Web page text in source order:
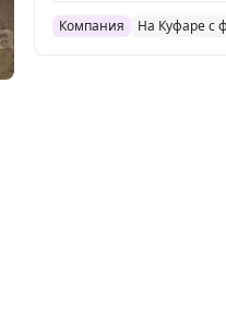
Компания На Куфаре с